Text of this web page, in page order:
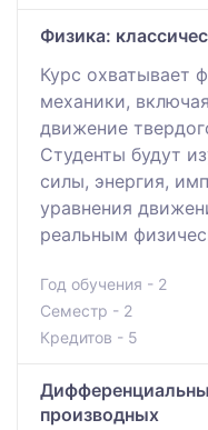
Физика:
Курс охватывает
механики,
движение
Студенты будут
силы, энергия,
уравнения
реальным
Год обучения - 2
Семестр - 2
Кредитов - 5
производных